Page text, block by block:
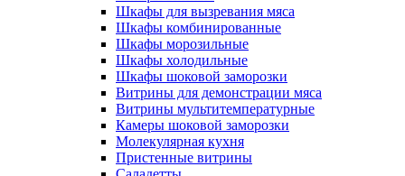
Шкафы для вызревания мяса
Шкафы комбинированные
Шкафы морозильные
Шкафы холодильные
Шкафы шоковой заморозки
Витрины для демонстрации мяса
Витрины мультитемпературные
Камеры шоковой заморозки
Молекулярная кухня
Пристенные витрины